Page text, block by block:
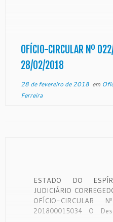
com circunscrição em
OFÍCIO-CIRCULAR Nº
28/02/2018
28 de fevereiro de 2018em
Ferreira
ESTADO DO
JUDICIÁRIO
OFÍCIO-CIRCULAR
201800015034 O